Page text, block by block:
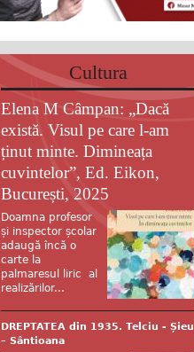
Cultura
Elena M Câmpan: „Dacă
există. Visul pe care l-am
ținut minte. Dimineața
cuvintelor”, Ed. Eikon,
București, 2025
Doamna profesor
și inspector școlar
adaugă încă o
carte la
palmaresul liric al
realizărilor...
DREPTATEA din 1935. Telciu - Șieu
– Sântioana